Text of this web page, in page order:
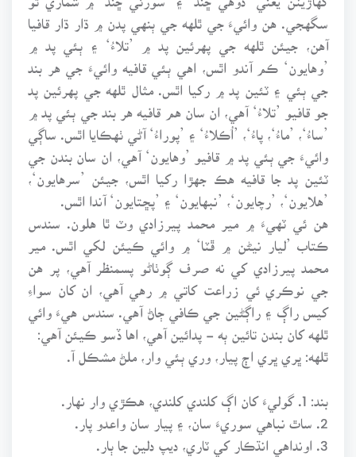
سگهجي. هن وائيءَ جي ٿلهه جي ٻنهي پدن ۾ ڌار ڌار قافيا
آهن، جيئن ٿلهه جي پهرئين پد ۾ ’تلاءُ‘ ۽ ٻئي پد ۾
’وهايون‘ ڪم آندو اٿس، اهي ٻئي قافيه وائيءَ جي هر بند
جي ٻئي ۽ ٽئين پد ۾ رکيا اٿس. مثال ٿلهه جي پهرئين پد
جو قافيو ’تلاءُ‘ آهي، ان سان هم قافيه هر بند جي ٻئي پد ۾
’ساءُ‘، ’ماءُ‘، پاءُ‘، ’اُڪلاءُ‘ ۽ ’پوراءُ‘ آڻي ٺهڪايا اٿس. ساڳي
وائيءَ جي ٻئي پد ۾ قافيو ’وهايون‘ آهي، ان سان بندن جي
ٽئين پد جا قافيه هڪ جهڙا رکيا اٿس، جيئن ’سرهايون‘،
’هلايون‘، ’رچايون‘، ’نبهايون‘ ۽ ’پڇتايون‘ آندا اٿس.
هن ئي ٽهيءَ ۾ مير محمد پيرزادي وٽ ٿا هلون. سندس
ڪتاب ’ليار نيڻن ۾ ڦٽا‘ ۾ وائي ڪيئن لکي اٿس. مير
محمد پيرزادي کي نه صرف ڳوٺاڻو پسمنظر آهي، پر هن
جي نوڪري ئي زراعت کاتي ۾ رهي آهي، ان کان سواءِ
کيس راڳ ۽ راڳڻين جي ڪافي ڄاڻ آهي. سندس هيءَ وائي
ٿلهه کان بندن تائين ٻه - پدائين آهي، اها ڏسو ڪيئن آهي:
ٿلهه: ڀري ڀري اڄ پيار، وري ٻئي وار، ملڻ مشڪل آ.
2. ساٿ نباهي سوريءَ سان، ۽ پيار سان واعدو پار.
3. اونداهي انڌڪار کي ٽاري، ديپ دلين جا ٻار.